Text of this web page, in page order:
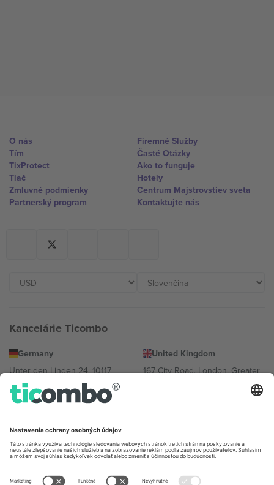
O nás
Tím
TixProtect
Tlač
Zmluvné podmienky
Partnerský program
Firemné Služby
Časté Otázky
Ako to funguje
Hotely
Centrum Majstrovstiev sveta
Kontaktujte nás
Kancelárie Ticombo
Germany
Unter den Linden 24, 10117
Berlin, Germany
United Kingdom
167 City Road, London, Greater
131 Continental Dr, Suite 305,
Newark, Delaware 19713, United
Dorfstrasse 52a, 6390
Engelberg, Switzerland